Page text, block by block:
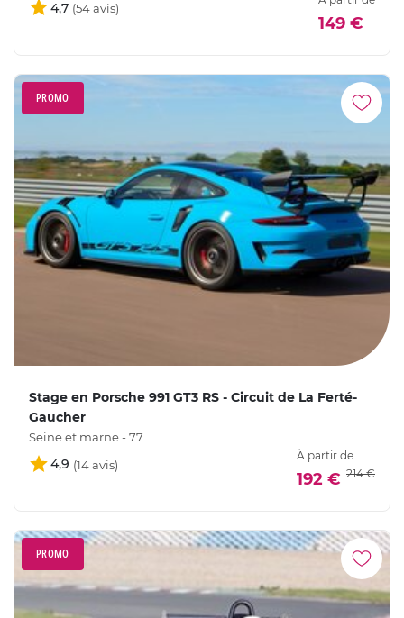
4,7
149 €
PROMO
Stage en Porsche 991 GT3 RS - Circuit de La Ferté-
Gaucher
Seine et marne - 77
4,9
À partir de
192 € 214 €
PROMO